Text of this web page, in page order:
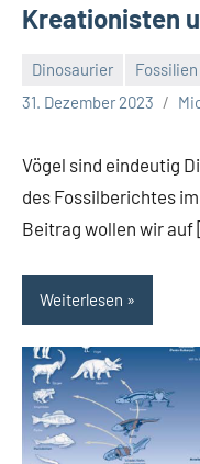
Kreationisten
Dinosaurier Fossilien
31. Dezember 2023
Vögel sind eindeutig
des Fossilberichtes
Beitrag wollen wir
Weiterlesen